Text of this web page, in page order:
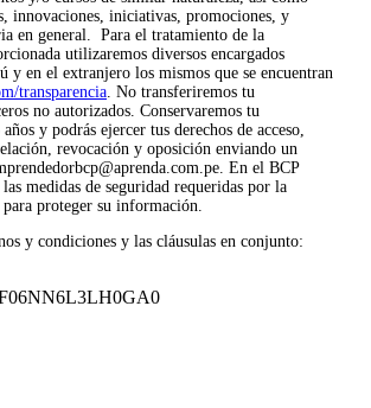
innovaciones, iniciativas, promociones, y
en general. Para el tratamiento de la
utilizaremos diversos encargados
y en el extranjero los mismos que se encuentran
transparencia. No transferiremos tu
no autorizados. Conservaremos tu
y podrás ejercer tus derechos de acceso,
revocación y oposición enviando un
. En el BCP
medidas de seguridad requeridas por la
proteger su información.
y condiciones y las cláusulas en conjunto: